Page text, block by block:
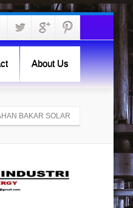
About Us
BAKAR SOLAR